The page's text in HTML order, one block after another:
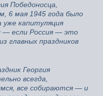
Победоносца,
6 мая 1945 года было
уже капитуляция
— если Россия — это
главных праздников
Георгия
всегда,
все собираются — и